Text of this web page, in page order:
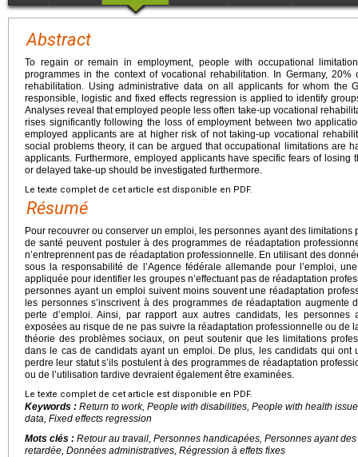
Abstract
To regain or remain in employment, people with occupational
programmes in the context of vocational rehabilitation. In Germany,
rehabilitation. Using administrative data on all applicants for whom the
responsible, logistic and fixed effects regression is applied to identify
Analyses reveal that employed people less often take-up vocational
rises significantly following the loss of employment between two
employed applicants are at higher risk of not taking-up vocational
social problems theory, it can be argued that occupational limitations are
applicants. Furthermore, employed applicants have specific fears of losing
or delayed take-up should be investigated furthermore.
Le texte complet de cet article est disponible en PDF.
Résumé
Pour recouvrer ou conserver un emploi, les personnes ayant des
de santé peuvent postuler à des programmes de réadaptation
n’entreprennent pas de réadaptation professionnelle. En utilisant des
sous la responsabilité de l’Agence fédérale allemande pour l’emploi,
appliquée pour identifier les groupes n’effectuant pas de réadaptation
personnes ayant un emploi suivent moins souvent une réadaptation
les personnes s’inscrivent à des programmes de réadaptation augmente
perte d’emploi. Ainsi, par rapport aux autres candidats, les
exposées au risque de ne pas suivre la réadaptation professionnelle ou de
théorie des problèmes sociaux, on peut soutenir que les limitations
dans le cas de candidats ayant un emploi. De plus, les candidats qui ont
perdre leur statut s’ils postulent à des programmes de réadaptation
ou de l’utilisation tardive devraient également être examinées.
Le texte complet de cet article est disponible en PDF.
Keywords : Return to work, People with disabilities, People with health
data, Fixed effects regression
Mots clés : Retour au travail, Personnes handicapées, Personnes ayant
retardée, Données administratives, Régression à effets fixes